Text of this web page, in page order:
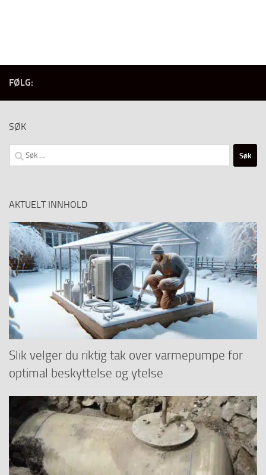
FØLG:
SØK
Søk
etter:
AKTUELT INNHOLD
Slik velger du riktig tak over varmepumpe for
optimal beskyttelse og ytelse